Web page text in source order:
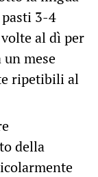
3-4
al dì per
mese
ripetibili al
della